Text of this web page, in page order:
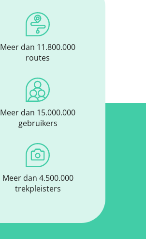
Meer dan 11.800.000
routes
Meer dan 15.000.000
gebruikers
Meer dan 4.500.000
trekpleisters